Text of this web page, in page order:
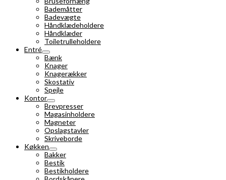
Bademåtter
Badevægte
Håndklædeholdere
Håndklæder
Toiletrulleholdere
Entré
Bænk
Knager
Knagerækker
Skostativ
Spejle
Kontor
Brevpresser
Magasinholdere
Magneter
Opslagstavler
Skriveborde
Køkken
Bakker
Bestik
Bestikholdere